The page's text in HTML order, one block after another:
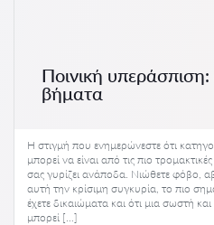
Ποινική
βήματα
Η στιγμή που ενημερώνεστε ότι
μπορεί να είναι από τις πιο
σας γυρίζει ανάποδα. Νιώθετε φόβο,
αυτή την κρίσιμη συγκυρία, το πιο
έχετε δικαιώματα και ότι μια σωστή
μπορεί […]